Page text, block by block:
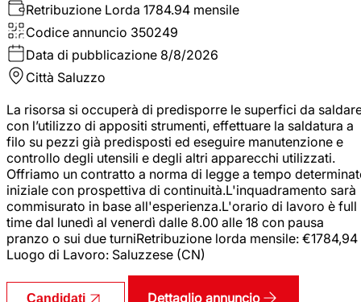
Retribuzione Lorda 1784.94 mensile
Codice annuncio 350249
Data di pubblicazione 8/8/2026
Città Saluzzo
La risorsa si occuperà di predisporre le superfici da
con l’utilizzo di appositi strumenti, effettuare la saldatura a
filo su pezzi già predisposti ed eseguire manutenzione e
controllo degli utensili e degli altri apparecchi utilizzati.
Offriamo un contratto a norma di legge a tempo
iniziale con prospettiva di continuità.L'inquadramento sarà
commisurato in base all'esperienza.L'orario di lavoro è full
time dal lunedì al venerdì dalle 8.00 alle 18 con pausa
pranzo o sui due turniRetribuzione lorda mensile: €1784,94
Luogo di Lavoro: Saluzzese (CN)
Candidati Dettaglio annuncio